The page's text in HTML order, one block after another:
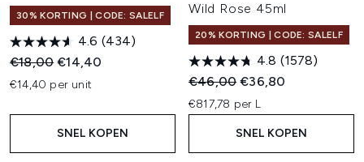
30% KORTING | CODE: SALELF
4.6 (434)
Recommended Retail Price:
€18,00Huidige prijs:
€14,40
€14,40 per unit
SNEL KOPEN
Wild Rose 45ml
20% KORTING | CODE: SALELF
4.8 (1578)
Recommended Retail Price:
€46,00Huidige prijs:
€36,80
€817,78 per L
SNEL KOPEN